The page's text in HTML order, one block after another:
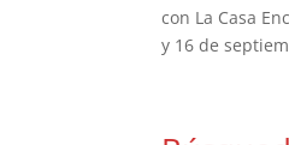
con La Casa
y 16 de